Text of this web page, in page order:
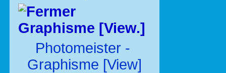
Graphisme [View.]
Photomeister -
Graphisme [View]